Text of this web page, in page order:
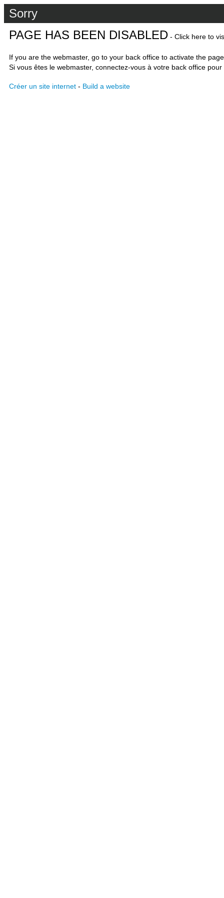
Sorry
PAGE HAS BEEN DISABLED - Click here to
If you are the webmaster, go to your back office to activate the
Si vous êtes le webmaster, connectez-vous à votre back office
Créer un site internet - Build a website